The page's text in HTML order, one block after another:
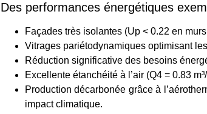
Des performances énergétiques
Façades très isolantes (Up < 0.22 en
Vitrages pariétodynamiques optimisant
Réduction significative des besoins
Excellente étanchéité à l’air (Q4 = 0.83 m³/
Production décarbonée grâce à
impact climatique.